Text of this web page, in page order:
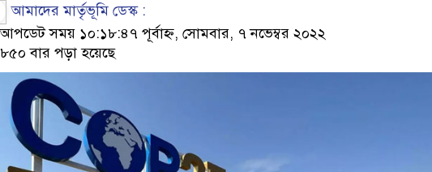
আমাদের মার্তৃভূমি ডেস্ক :
আপডেট সময় ১০:১৮:৪৭ পূর্বাহ্ন, সোমবার, ৭ নভেম্বর ২০২২
৮৫০ বার পড়া হয়েছে